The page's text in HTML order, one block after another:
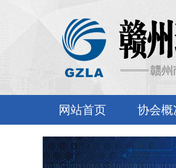
网站首页 协会概